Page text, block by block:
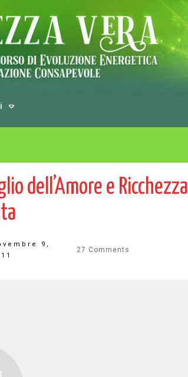
dell’Amore e Ricchezza
9,
27 Comments